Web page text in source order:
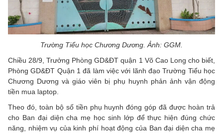
Trường Tiểu học Chương Dương. Ảnh: GGM.
Chiều 28/9, Trưởng Phòng GD&ĐT quận 1 Võ Cao Long cho biết,
Phòng GD&ĐT Quận 1 đã làm việc với lãnh đạo Trường Tiểu học
Chương Dương và giáo viên bị phụ huynh phản ảnh vận động
tiền mua laptop.
Theo đó, toàn bộ số tiền phụ huynh đóng góp đã được hoàn trả
cho Ban đại diện cha mẹ học sinh lớp để thực hiện đúng chức
năng, nhiệm vụ của kinh phí hoạt động của Ban đại diện cha mẹ